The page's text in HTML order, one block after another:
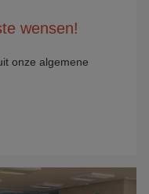
wensen!
onze algemene